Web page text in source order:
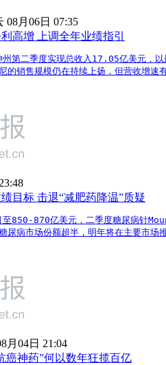
08月06日 07:35
高增 上调全年业绩指引
第二季度实现总收入17.05亿美元，
的销售规模仍在持续上扬，但营收增速
目标 击退“减肥药降温”质疑
850-870亿美元，二季度糖尿病针
尿病市场份额超半，明年将在主要
月04日 21:04
癌神药”何以数年狂揽百亿